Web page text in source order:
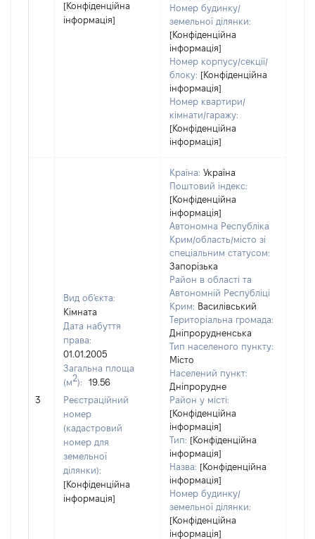
[Конфіденційна
інформація]
Номер будинку/
земельної ділянки:
[Конфіденційна
інформація]
Номер корпусу/секції/
блоку: [Конфіденційна
інформація]
Номер квартири/
кімнати/гаражу:
[Конфіденційна
інформація]
3
Вид об'єкта:
Кімната
Дата набуття
права:
01.01.2005
Загальна площа
(м2):
19.56
Реєстраційний
номер
(кадастровий
номер для
земельної
ділянки):
[Конфіденційна
інформація]
Країна: Україна
Поштовий індекс:
[Конфіденційна
інформація]
Автономна Республіка
Крим/область/місто зі
спеціальним статусом:
Запорізька
Район в області та
Автономній Республіці
Крим: Василівський
Територіальна громада:
Дніпрорудненська
Тип населеного пункту:
Місто
Населений пункт:
Дніпрорудне
Район у місті:
[Конфіденційна
інформація]
Тип: [Конфіденційна
інформація]
Назва: [Конфіденційна
інформація]
Номер будинку/
земельної ділянки:
[Конфіденційна
інформація]